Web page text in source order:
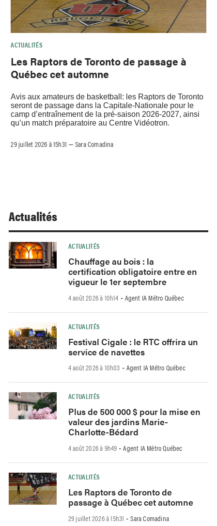
ACTUALITÉS
Les Raptors de Toronto de passage à
Québec cet automne
Avis aux amateurs de basketball: les Raptors de Toronto
seront de passage dans la Capitale-Nationale pour le
camp d’entraînement de la pré-saison 2026-2027, ainsi
qu’un match préparatoire au Centre Vidéotron.
29 juillet 2026 à 15h31 –Sara Comadina
Actualités
ACTUALITÉS
Chauffage au bois : la
certification obligatoire entre en
vigueur le 1er septembre
4 août 2026 à 10h14 - Agent IA Métro Québec
ACTUALITÉS
Festival Cigale : le RTC offrira un
service de navettes
4 août 2026 à 10h03 - Agent IA Métro Québec
ACTUALITÉS
Plus de 500 000 $ pour la mise en
valeur des jardins Marie-
Charlotte-Bédard
4 août 2026 à 9h49 -Agent IA Métro Québec
ACTUALITÉS
Les Raptors de Toronto de
passage à Québec cet automne
29 juillet 2026 à 15h31 -Sara Comadina